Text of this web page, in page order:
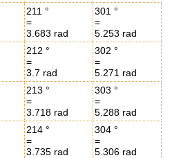
211 °
=
3.683 rad
301 °
=
5.253 rad
212 °
=
3.7 rad
302 °
=
5.271 rad
213 °
=
3.718 rad
303 °
=
5.288 rad
214 °
=
3.735 rad
304 °
=
5.306 rad